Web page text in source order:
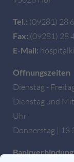
Tel.: (09281) 28
Fax: (09281) 28
E-Mail:
Öffnungszeiten
Dienstag -
Dienstag und
Uhr
Donnerstag |
Bankverbindung